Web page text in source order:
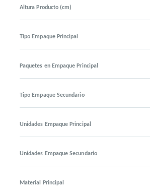
Altura Producto (cm)
Tipo Empaque Principal
Paquetes en Empaque Principal
Tipo Empaque Secundario
Unidades Empaque Principal
Unidades Empaque Secundario
Material Principal